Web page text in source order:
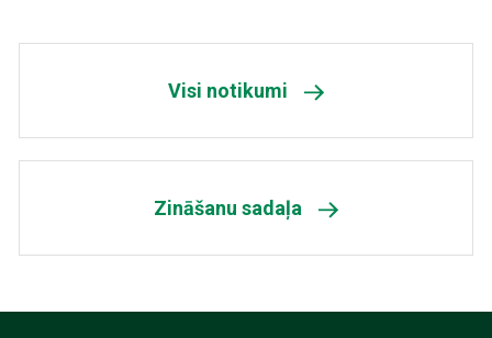
Visi notikumi
Zināšanu sadaļa